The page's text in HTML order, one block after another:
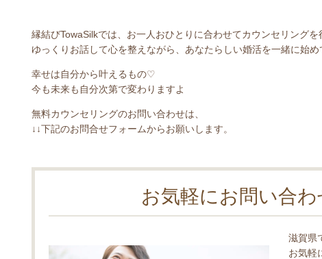
縁結びTowaSilkでは、お一人おひとりに合わせてカウンセリングを
ゆっくりお話して心を整えながら、あなたらしい婚活を一緒に始め
幸せは自分から叶えるもの♡
今も未来も自分次第で変わりますよ
無料カウンセリングのお問い合わせは、
↓↓下記のお問合せフォームからお願いします。
お気軽にお問い合わ
滋賀県
お気軽